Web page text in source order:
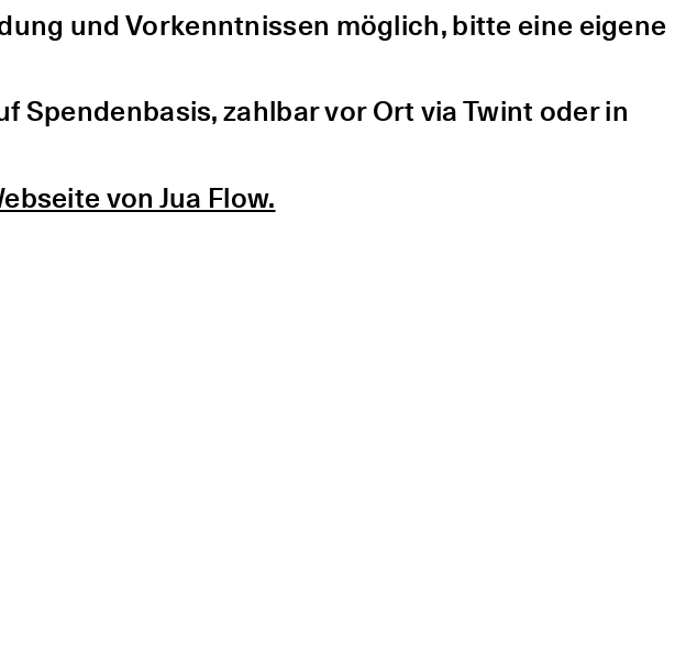
und Vorkenntnissen möglich, bitte eine eigene
Spendenbasis, zahlbar vor Ort via Twint oder in
von Jua Flow.